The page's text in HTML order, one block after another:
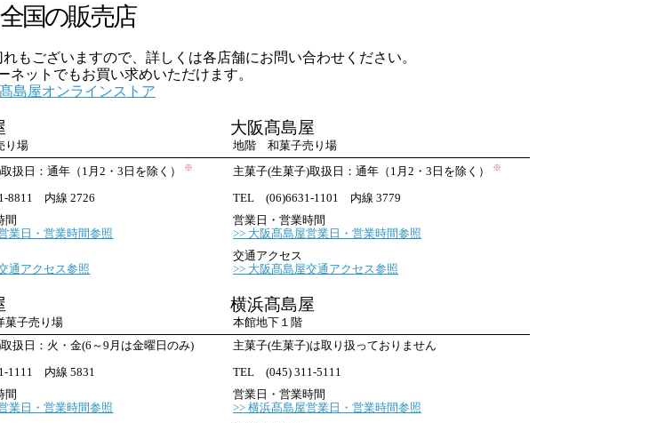
全国の販売店
もございますので、詳しくは各店舗にお問い合わせください。
ネットでもお買い求めいただけます。
髙島屋オンラインストア
り場
扱日：通年（1月2・3日を除く） ※
8811 内線 2726
間
業日・営業時間参照
通アクセス参照
大阪髙島屋
地階 和菓子売り場
主菓子(生菓子)取扱日：通年（1月2・3日を除く） ※
TEL (06)6631-1101 内線 3779
営業日・営業時間
大阪髙島屋営業日・営業時間参照
交通アクセス
大阪髙島屋交通アクセス参照
子売り場
扱日：火・金(6～9月は金曜日のみ)
1111 内線 5831
間
業日・営業時間参照
横浜髙島屋
本館地下１階
主菓子(生菓子)は取り扱っておりません
TEL (045) 311-5111
営業日・営業時間
横浜髙島屋営業日・営業時間参照